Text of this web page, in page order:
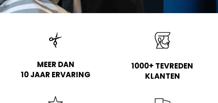
MEER DAN
10 JAAR ERVARING
1000+ TEVREDEN
KLANTEN